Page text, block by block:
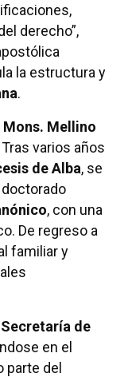
derecho”,
la estructura y
.
Mons. Mellino
varios años
de Alba, se
, con una
De regreso a
familiar y
Secretaría de
en el
parte del